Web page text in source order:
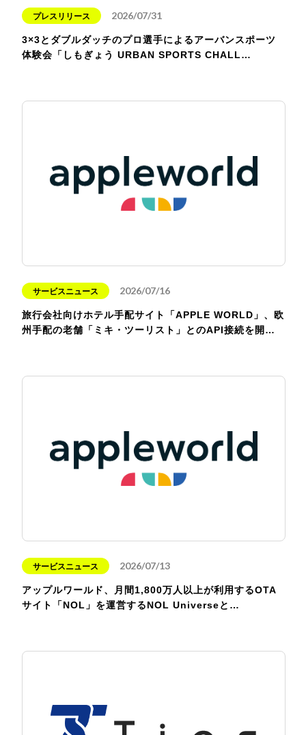
プレスリリース 2026/07/31
3×3とダブルダッチのプロ選手によるアーバンスポーツ
体験会「しもぎょう URBAN SPORTS CHALL…
サービスニュース 2026/07/16
旅行会社向けホテル手配サイト「APPLE WORLD」、欧
州手配の老舗「ミキ・ツーリスト」とのAPI接続を開…
サービスニュース 2026/07/13
アップルワールド、月間1,800万人以上が利用するOTA
サイト「NOL」を運営するNOL Universeと…